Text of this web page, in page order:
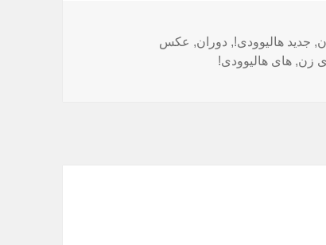
, جدید هالیوودی!, دوران, عکس
زن,های هالیوودی!